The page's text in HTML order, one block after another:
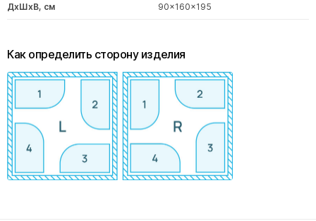
ДxШxВ, см 90x160x195
Как определить сторону изделия